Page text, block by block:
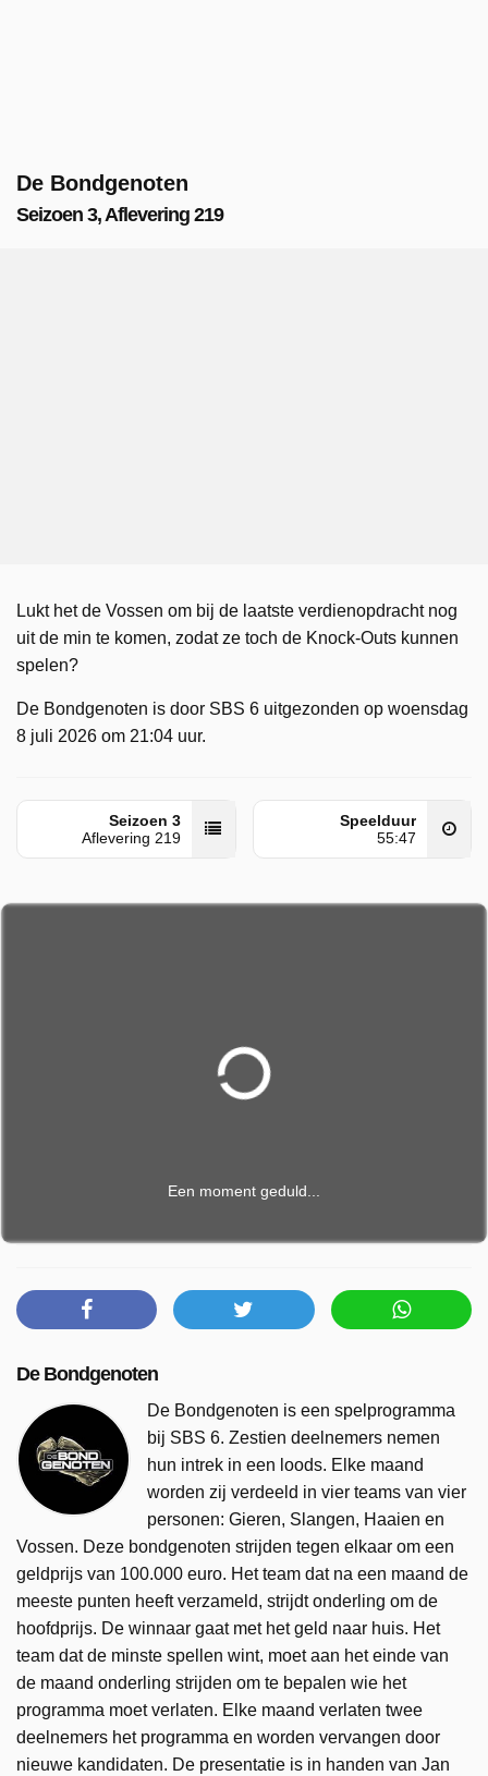
De Bondgenoten
Seizoen 3, Aflevering 219
Lukt het de Vossen om bij de laatste verdienopdracht nog
uit de min te komen, zodat ze toch de Knock-Outs kunnen
spelen?
De Bondgenoten is door SBS 6 uitgezonden op woensdag
8 juli 2026 om 21:04 uur.
Seizoen 3
Aflevering 219
Speelduur
55:47
Een moment geduld...
De Bondgenoten
De Bondgenoten is een spelprogramma
bij SBS 6. Zestien deelnemers nemen
hun intrek in een loods. Elke maand
worden zij verdeeld in vier teams van vier
personen: Gieren, Slangen, Haaien en
Vossen. Deze bondgenoten strijden tegen elkaar om een
geldprijs van 100.000 euro. Het team dat na een maand de
meeste punten heeft verzameld, strijdt onderling om de
hoofdprijs. De winnaar gaat met het geld naar huis. Het
team dat de minste spellen wint, moet aan het einde van
de maand onderling strijden om te bepalen wie het
programma moet verlaten. Elke maand verlaten twee
deelnemers het programma en worden vervangen door
nieuwe kandidaten. De presentatie is in handen van Jan